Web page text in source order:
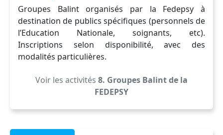
Groupes Balint organisés par la Fedepsy à
destination de publics spécifiques (personnels de
l’Education Nationale, soignants, etc).
Inscriptions selon disponibilité, avec des
modalités particulières.
Voir les activités 8. Groupes Balint de la
FEDEPSY